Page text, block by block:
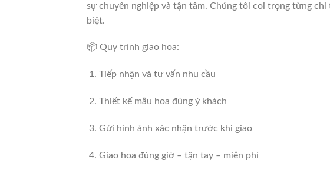
sự chuyên nghiệp và tận tâm. Chúng tôi coi trọng từng
biệt.
📦 Quy trình giao hoa:
Tiếp nhận và tư vấn nhu cầu
Thiết kế mẫu hoa đúng ý khách
Gửi hình ảnh xác nhận trước khi giao
Giao hoa đúng giờ – tận tay – miễn phí